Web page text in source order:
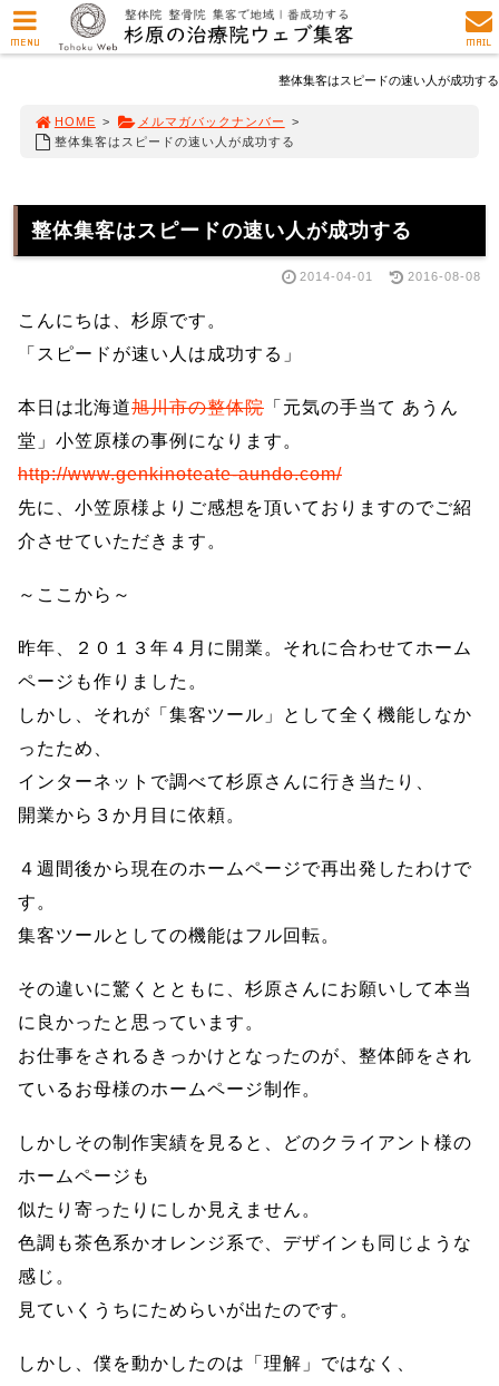
整体集客はスピードの速い人が成功する
HOME > メルマガバックナンバー
>
整体集客はスピードの速い人が成功する
整体集客はスピードの速い人が成功する
2014-04-01 2016-08-08
こんにちは、杉原です。
「スピードが速い人は成功する」
本日は北海道旭川市の整体院 「元気の手当て あうん
堂」小笠原様の事例になります。
http://www.genkinoteate-aundo.com/
先に、小笠原様よりご感想を頂いておりますのでご紹
介させていただきます。
～ここから～
昨年、２０１３年４月に開業。それに合わせてホーム
ページも作りました。
しかし、それが「集客ツール」として全く機能しなか
ったため、
インターネットで調べて杉原さんに行き当たり、
開業から３か月目に依頼。
４週間後から現在のホームページで再出発したわけで
す。
集客ツールとしての機能はフル回転。
その違いに驚くとともに、杉原さんにお願いして本当
に良かったと思っています。
お仕事をされるきっかけとなったのが、整体師をされ
ているお母様のホームページ制作。
しかしその制作実績を見ると、どのクライアント様の
ホームページも
似たり寄ったりにしか見えません。
色調も茶色系かオレンジ系で、デザインも同じような
感じ。
見ていくうちにためらいが出たのです。
しかし、僕を動かしたのは「理解」ではなく、
MENU MAIL